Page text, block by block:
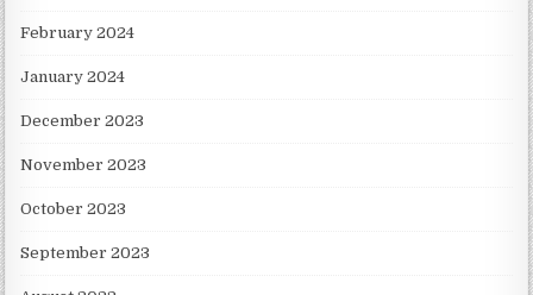
February 2024
January 2024
December 2023
November 2023
October 2023
September 2023